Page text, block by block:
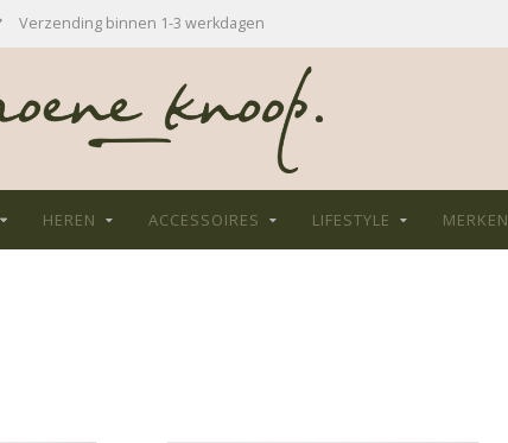
Verzending binnen 1-3 werkdagen
HEREN ACCESSOIRES LIFESTYLE MERKEN